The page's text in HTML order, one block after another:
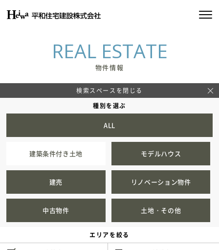
物件情報
会社情報
イベント情報
REAL ESTATE
物件情報
検索スペースを閉じる
種別を選ぶ
ALL
建築条件付き土地 モデルハウス
建売 リノベーション物件
中古物件 土地・その他
エリアを絞る